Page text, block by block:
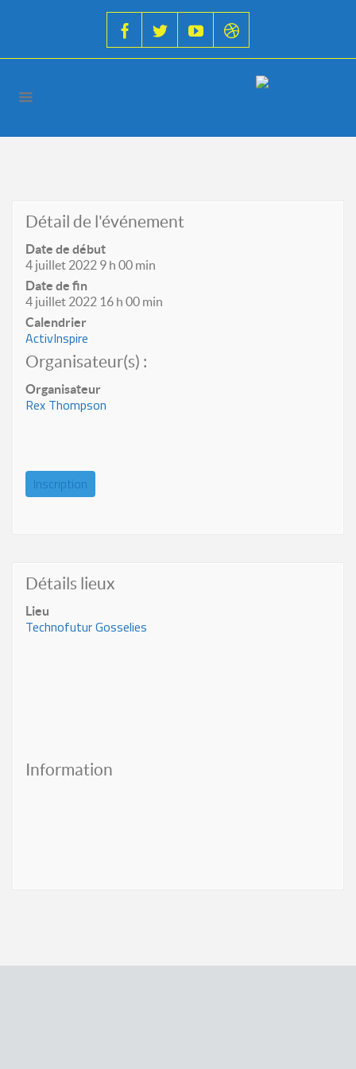
Détail de l'événement
Date de début
4 juillet 2022 9 h 00 min
Date de fin
4 juillet 2022 16 h 00 min
Calendrier
ActivInspire
Organisateur(s) :
Organisateur
Rex Thompson
Inscription
Détails lieux
Lieu
Technofutur Gosselies
Information